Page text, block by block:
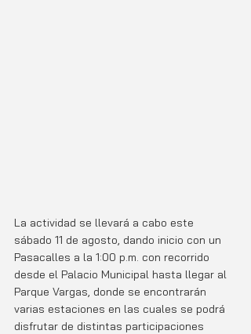
La actividad se llevará a cabo este
sábado 11 de agosto, dando inicio con un
Pasacalles a la 1:00 p.m. con recorrido
desde el Palacio Municipal hasta llegar al
Parque Vargas, donde se encontrarán
varias estaciones en las cuales se podrá
disfrutar de distintas participaciones